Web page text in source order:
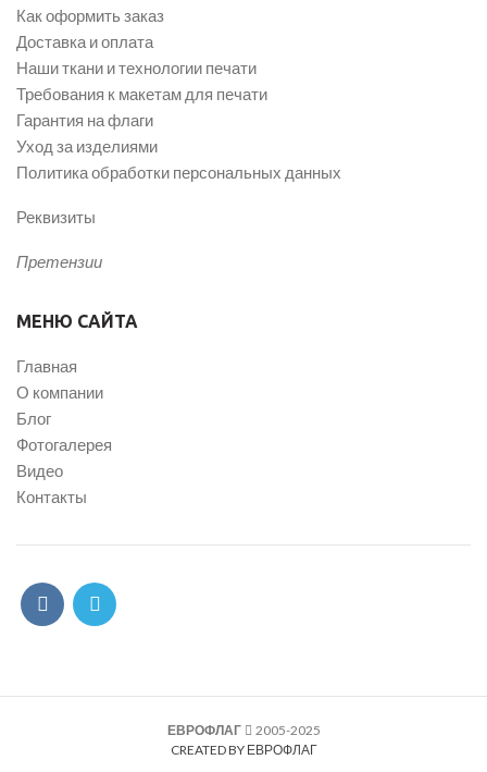
Как оформить заказ
Доставка и оплата
Наши ткани и технологии печати
Требования к макетам для печати
Гарантия на флаги
Уход за изделиями
Политика обработки персональных данных
Реквизиты
Претензии
МЕНЮ САЙТА
Главная
О компании
Блог
Фотогалерея
Видео
Контакты
ЕВРОФЛАГ
2005-2025
CREATED BY ЕВРОФЛАГ